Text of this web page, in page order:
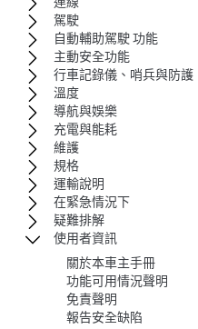
駕駛
自動輔助駕駛 功能
主動安全功能
行車記錄儀、哨兵與防護
溫度
導航與娛樂
充電與能耗
維護
規格
運輸說明
在緊急情況下
疑難排解
使用者資訊
關於本車主手冊
功能可用情況聲明
免責聲明
報告安全缺陷